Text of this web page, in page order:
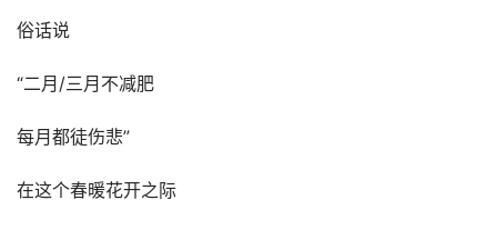
俗话说
“二月/三月不减肥
每月都徒伤悲”
在这个春暖花开之际